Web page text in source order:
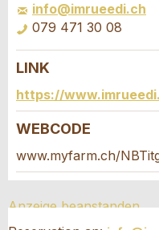
Allgemeines
Anzeige nicht
Anzeige
info@imrueedi.ch
079 471 30 08
Verfassen Sie eine
Kontaktpersonen
Anreise *
LINK
https://
WEBCODE
www.myfarm.ch/
Anzeige beanstanden